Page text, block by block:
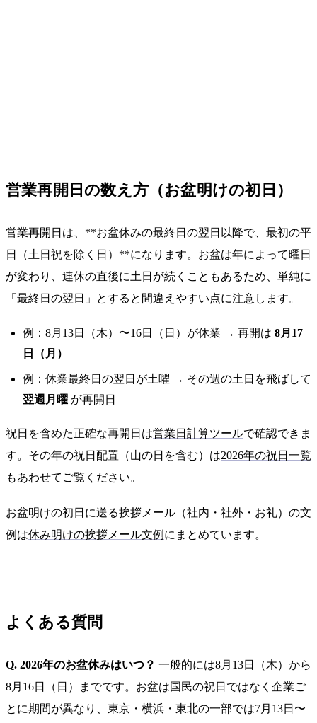
営業再開日の数え方（お盆明けの初日）
営業再開日は、**お盆休みの最終日の翌日以降で、最初の平
日（土日祝を除く日）**になります。お盆は年によって曜日
が変わり、連休の直後に土日が続くこともあるため、単純に
「最終日の翌日」とすると間違えやすい点に注意します。
例：8月13日（木）〜16日（日）が休業 → 再開は 8月17
日（月）
例：休業最終日の翌日が土曜 → その週の土日を飛ばして
翌週月曜 が再開日
祝日を含めた正確な再開日は営業日計算ツールで確認できま
す。その年の祝日配置（山の日を含む）は2026年の祝日一覧
もあわせてご覧ください。
お盆明けの初日に送る挨拶メール（社内・社外・お礼）の文
例は休み明けの挨拶メール文例 にまとめています。
よくある質問
Q. 2026年のお盆休みはいつ？ 一般的には8月13日（木）から
8月16日（日）までです。お盆は国民の祝日ではなく企業ご
とに期間が異なり、東京・横浜・東北の一部では7月13日〜